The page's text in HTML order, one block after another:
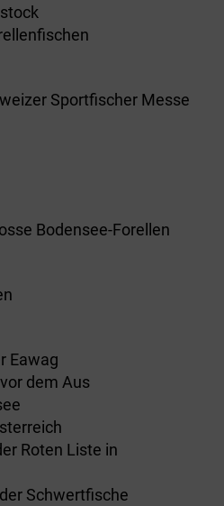
Sportfischer Messe
Bodensee-Forellen
Eawag
dem Aus
Roten Liste in
Schwertfische